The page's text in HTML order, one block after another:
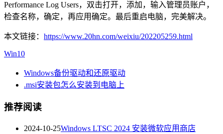
Performance Log Users，双击打开，添加，输入管理员账户，
检查名称，确定，再应用确定。最后重启电脑，完美解决。
本文链接： https://www.20hn.com/weixiu/202205259.html
Win10
Windows备份驱动和还原驱动
.msi安装包怎么安装到电脑上
推荐阅读
2024-10-25Windows LTSC 2024 安装微软应用商店